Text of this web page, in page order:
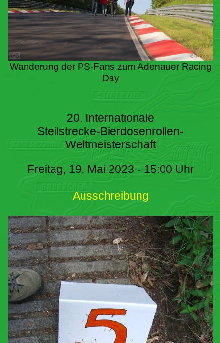
Wanderung der PS-Fans zum Adenauer Racing
Day
20. Internationale
Steilstrecke-Bierdosenrollen-
Weltmeisterschaft
Freitag, 19. Mai 2023 - 15:00 Uhr
Ausschreibung